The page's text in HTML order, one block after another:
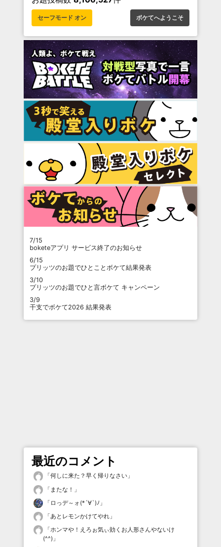
セーフモード オン ボケてへようこそ
7/15
boketeアプリ サービス終了のお知らせ
6/15
プリッツのお題でひとことボケて結果発表
3/10
プリッツのお題でひと言ボケて キャンペーン
3/9
干支でボケて2026 結果発表
最近のコメント
「何しに来た？早く帰りなさい 」
「 またな！ 」
「 ロっデ～ォ(*´∀`)ﾉ 」
「あとレモンかけてやれ 」
「ホンマや！えろぉ気ぃ効くお人形さんやないけ
(^^) 」